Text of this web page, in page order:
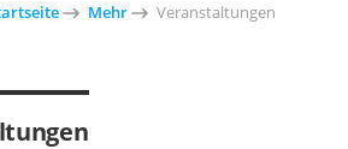
Mehr Veranstaltungen